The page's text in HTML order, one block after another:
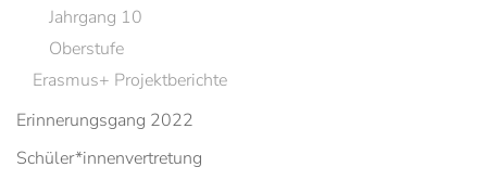
Jahrgang 10
Oberstufe
Erasmus+ Projektberichte
Erinnerungsgang 2022
Schüler*innenvertretung